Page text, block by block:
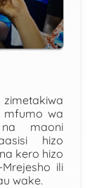
mfumo wa
maoni
hizo
kero hizo
ili
wake.